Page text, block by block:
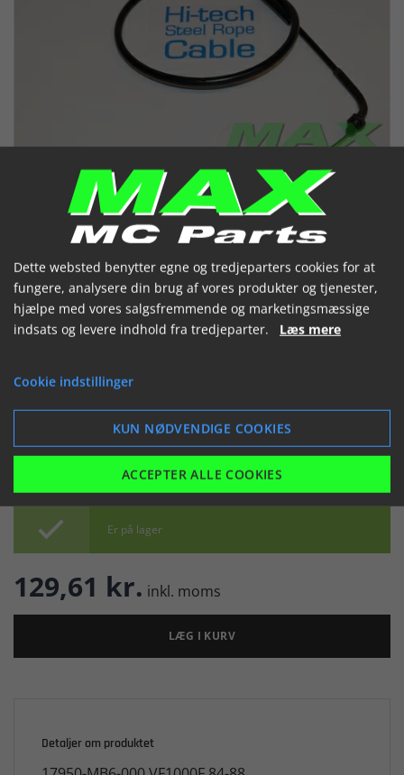
Chokerkabel HONDA VF1000F 84-
88
(046016)
 Er på lager
129,61 kr. inkl. moms
LÆG I KURV
Detaljer om produktet
Dette websted benytter egne og tredjeparters cookies for at
fungere, analysere din brug af vores produkter og tjenester,
hjælpe med vores salgsfremmende og marketingsmæssige
indsats og levere indhold fra tredjeparter. Læs mere
Cookie indstillinger
KUN NØDVENDIGE COOKIES
ACCEPTER ALLE COOKIES